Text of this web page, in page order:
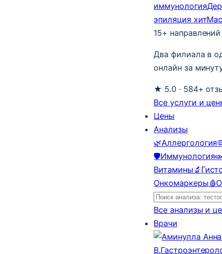
иммунология
эпиляция хит
15+
Два филиала в
онлайн за
★ 5.0 · 584+
Все услуги и
Цены
Анализы
🌿Аллергология
🛡️Иммунология
Витамины 🔬
Онкомаркеры 🩸
Все анализы и
Врачи
В.